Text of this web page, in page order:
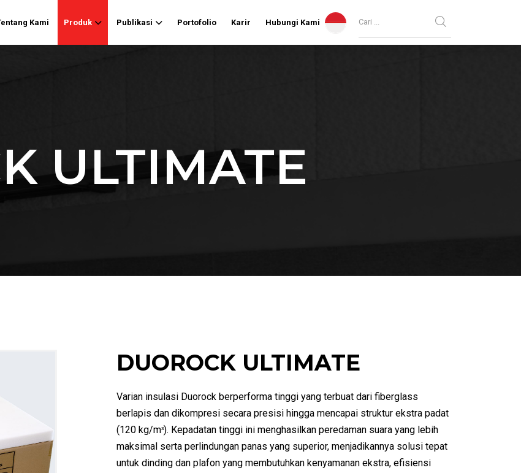
Kami Produk Publikasi Portofolio Karir Hubungi Kami
ULTIMATE
DUOROCK ULTIMATE
Varian insulasi Duorock berperforma tinggi yang terbuat dari fiberglass
berlapis dan dikompresi secara presisi hingga mencapai struktur ekstra padat
(120 kg/m³). Kepadatan tinggi ini menghasilkan peredaman suara yang lebih
maksimal serta perlindungan panas yang superior, menjadikannya solusi tepat
untuk dinding dan plafon yang membutuhkan kenyamanan ekstra, efisiensi